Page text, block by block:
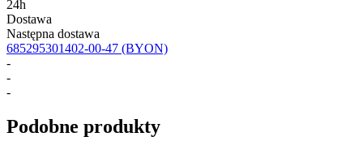
24h
Dostawa
Następna dostawa
685295301402-00-47 (BYON)
-
-
-
Podobne produkty